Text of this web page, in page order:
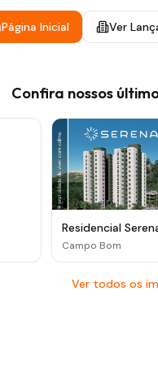
Página Inicial Ver
Confira nossos
Residencial
Campo Bom
Ver todos os